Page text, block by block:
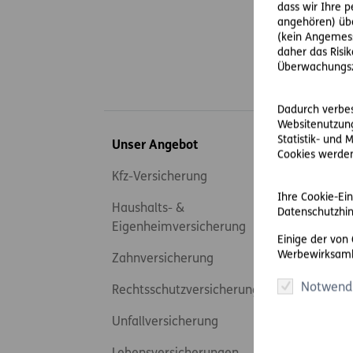
dass wir Ihre
angehören)
(kein
daher das
Dadurch
Statistik- und
Cookies
Ihre Cookie-
Einige der von
Inhaltsübersicht
Unser Angebot
Kfz-Versicherung
Haushalts- &
Eigenheimversicherung
Zahnversicherung
Rechtsschutzversicherung
Unfallversicherung